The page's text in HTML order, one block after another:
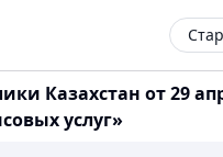
Казахстан от 29
услуг»